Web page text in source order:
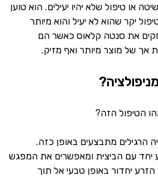
או טיפול שלא יהיו יעילים. הוא טוען
יקר שהוא לא יעיל והוא מיותר
את סנטה קלאוס כאשר הם
אך של מוצר מיותר ואף מזיק.
הטיפול הזה?
הרגילים מתבצעים באופן כזה.
יחד עם הביצית ומאפשרים את המפגש
יחדור באופן טבעי אל תוך